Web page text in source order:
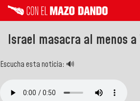
Israel masacra al menos
Escucha esta noticia: 🔊